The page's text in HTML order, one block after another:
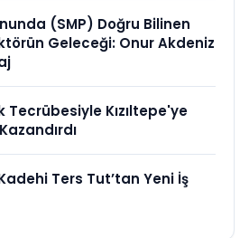
(SMP) Doğru Bilinen
Geleceği: Onur Akdeniz
Tecrübesiyle Kızıltepe'ye
Ters Tut’tan Yeni İş